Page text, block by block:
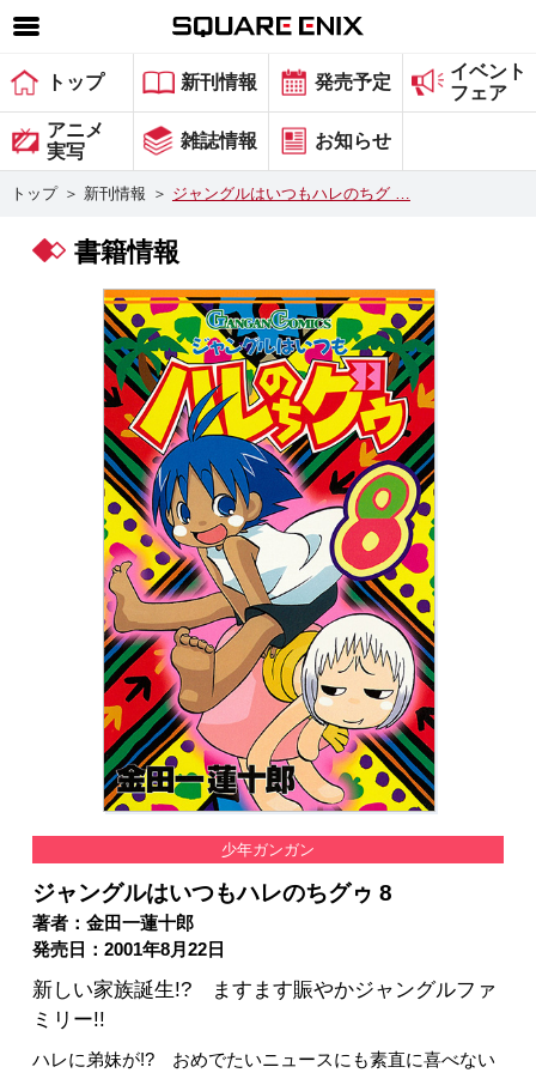
SQUARE ENIX 公式サイトメニュー
ゲーム
マガジン＆ブックス
グッズ
会社情報 採用情報
スクウェア・エニックス サイト内検索
トップ 新刊情報 発売予定
イベント
フェア
アニメ
実写
雑誌情報 お知らせ
トップ ＞ 新刊情報 ＞ ジャングルはいつもハレのちグ …
書籍情報
少年ガンガン
ジャングルはいつもハレのちグゥ 8
著者：金田一蓮十郎
発売日：2001年8月22日
新しい家族誕生!? ますます賑やかジャングルファ
ミリー!!
ハレに弟妹が!? おめでたいニュースにも素直に喜べない